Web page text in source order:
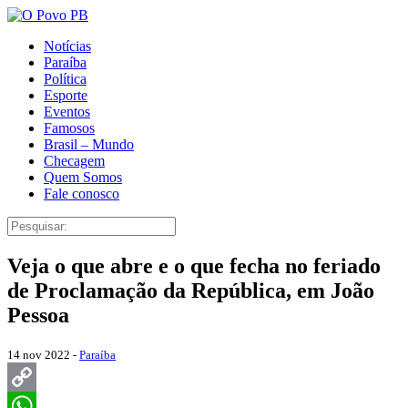
Notícias
Paraíba
Política
Esporte
Eventos
Famosos
Brasil – Mundo
Checagem
Quem Somos
Fale conosco
Veja o que abre e o que fecha no feriado
de Proclamação da República, em João
Pessoa
14 nov 2022 - Paraíba